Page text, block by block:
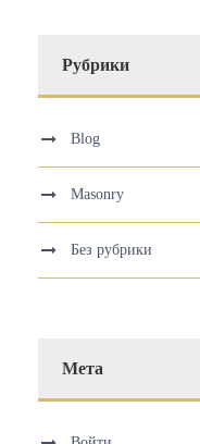
Рубрики
Blog
Masonry
Без рубрики
Мета